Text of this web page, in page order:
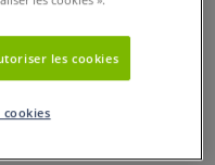
pas pour
les cookies